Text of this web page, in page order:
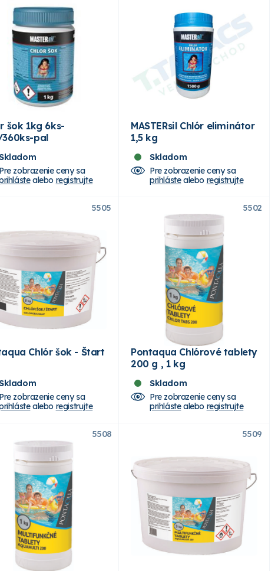
šok 1kg 6ks-
pal
Pre zobrazenie ceny sa
alebo registrujte
MASTERsil Chlór eliminátor
1,5 kg
Skladom
Pre zobrazenie ceny sa
prihlástealebo registrujte
5505
Chlór šok - Štart
Pre zobrazenie ceny sa
alebo registrujte
5502
Pontaqua Chlórové tablety
200 g , 1 kg
Skladom
Pre zobrazenie ceny sa
prihlástealebo registrujte
5508 5509